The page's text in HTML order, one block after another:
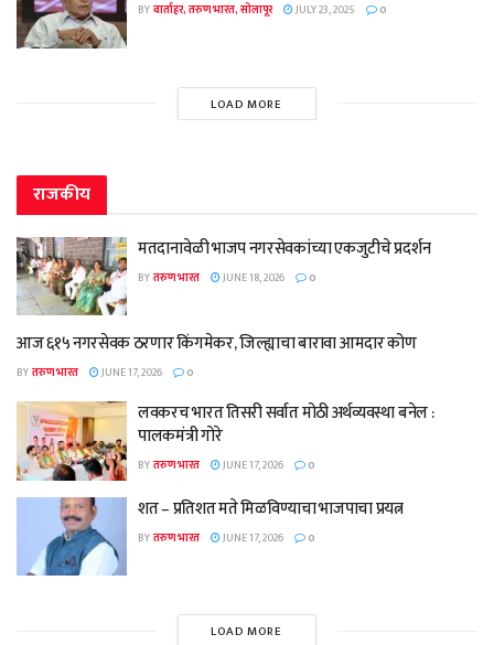
BYवार्ताहर, तरुण भारत, सोलापूर JULY 23, 2025 0
LOAD MORE
राजकीय
मतदानावेळी भाजप नगरसेवकांच्या एकजुटीचे प्रदर्शन
BYतरुण भारत JUNE 18, 2026 0
आज ६१५ नगरसेवक ठरणार किंगमेकर, जिल्ह्याचा बारावा आमदार कोण
BYतरुण भारत JUNE 17, 2026 0
लवकरच भारत तिसरी सर्वात मोठी अर्थव्यवस्था बनेल :
पालकमंत्री गोरे
BYतरुण भारत JUNE 17, 2026 0
शत – प्रतिशत मते मिळविण्याचा भाजपाचा प्रयत्न
BYतरुण भारत JUNE 17, 2026 0
LOAD MORE